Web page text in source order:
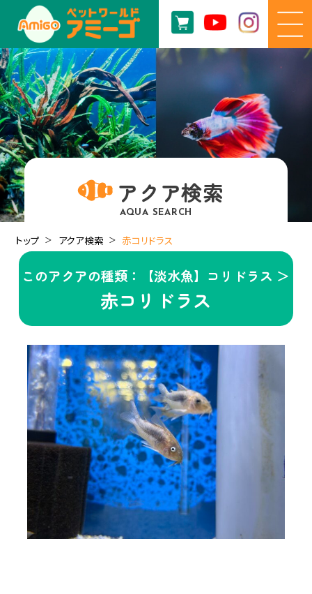
アクア検索
AQUA SEARCH
トップ アクア検索 赤コリドラス
このアクアの種類：【淡水魚】コリドラス ＞
赤コリドラス